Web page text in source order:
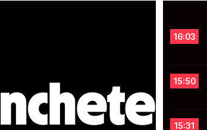
16:03
15:50
15:31